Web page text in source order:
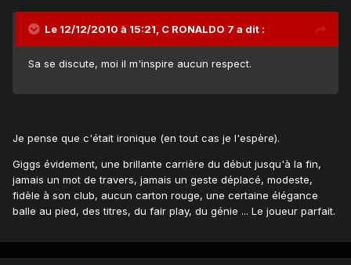
Le 12/12/2010 à 15:21, C RONALDO 7 a dit :
Sa se discute, moi il m'inspire aucun respect.
Je pense que c'était ironique (en tout cas je l'espère).
Giggs évidement, une brillante carrière du début jusqu'à la fin,
jamais un mot de travers, jamais un geste déplacé, modeste,
fidèle à son club, aucun carton rouge, une certaine élégance
balle au pied, des titres, du fair play, du génie ... Le joueur parfait.